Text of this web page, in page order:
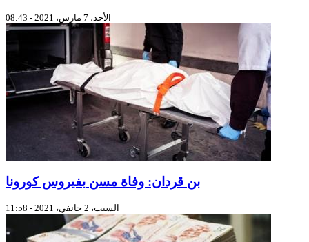
الأحد، 7 مارس، 2021 - 08:43
بن قردان: وفاة مسن بفيروس كورونا
السبت، 2 جانفي، 2021 - 11:58